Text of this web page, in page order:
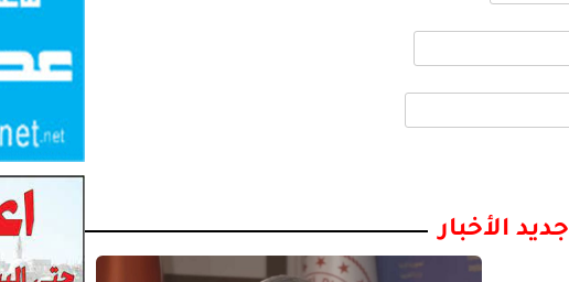
جديد الأخبار